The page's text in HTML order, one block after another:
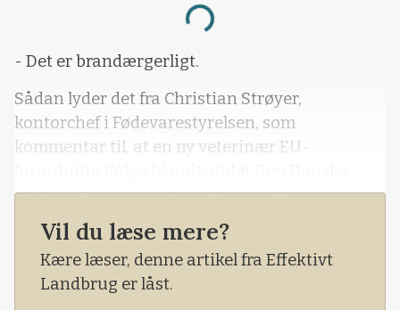
Loading...
- Det er brandærgerligt.
Sådan lyder det fra Christian Strøyer,
kontorchef i Fødevarestyrelsen, som
kommentar til, at en ny veterinær EU-
Dyrlægeforening og Landbrug & Fødevarer
risikerer at øge forbruget af antibiotika.
Vil du læse mere?
Kære læser, denne artikel fra Effektivt
Landbrug er låst.